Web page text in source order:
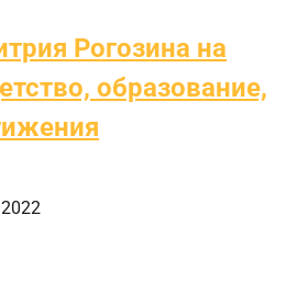
Рогозина на
образование,